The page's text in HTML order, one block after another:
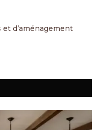
d’aménagement